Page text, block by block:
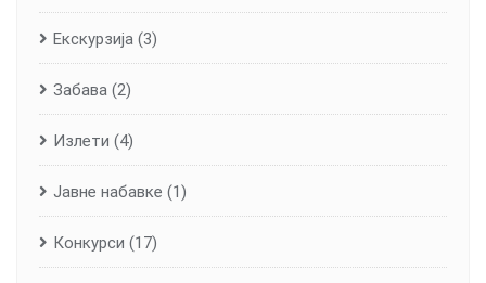
Екскурзија (3)
Забава (2)
Излети (4)
Јавне набавке (1)
Конкурси (17)